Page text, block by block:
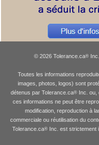
© 2026 Tolerance.ca®Inc.
Toutes les informations
images, photos, logos) sont
détenus par Tolerance.ca® Inc.
ces informations ne peut être
modification, reproduction à
commerciale ou réutilisation du
Tolerance.ca® Inc. est strictement